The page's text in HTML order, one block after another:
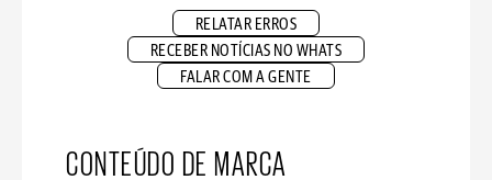
RELATAR ERROS
RECEBER NOTÍCIAS NO WHATS
FALAR COM A GENTE
CONTEÚDO DE MARCA